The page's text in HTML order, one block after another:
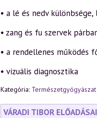
• a lé és nedv
• zang és fu szervek
• a rendellenes működés
• vizuális diagnosztika
Kategória:
VÁRADI TIBOR